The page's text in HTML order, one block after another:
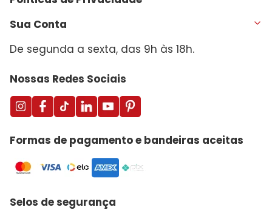
Sua Conta
De segunda a sexta, das 9h às 18h.
Nossas Redes Sociais
Formas de pagamento e bandeiras aceitas
Selos de segurança